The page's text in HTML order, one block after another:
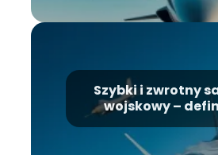
Szybki i zwrotny
wojskowy –